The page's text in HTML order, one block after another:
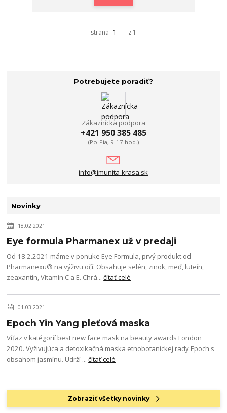
strana z 1
Potrebujete poradiť?
Zákaznícka podpora
+421 950 385 485
(Po-Pia, 9-17 hod.)
info@imunita-krasa.sk
Novinky
18.02.2021
Eye formula Pharmanex už v predaji
Od 18.2.2021 máme v ponuke Eye Formula, prvý produkt od
Pharmanexu® na výživu očí. Obsahuje selén, zinok, meď, luteín,
zeaxantín, Vitamín C a E. Chrá...čítať celé
01.03.2021
Epoch Yin Yang pleťová maska
Víťaz v katégoríí best new face mask na beauty awards London
2020. Vyživujúca a detoxikačná maska etnobotanickej rady Epoch s
obsahom jasmínu. Udrží ...čítať celé
Zobraziť všetky novinky